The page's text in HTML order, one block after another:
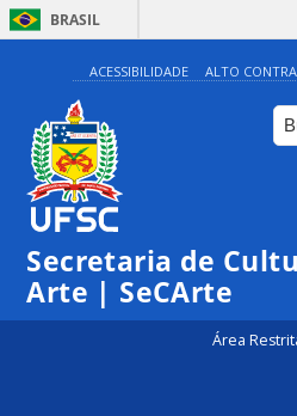
BRASIL
ACESSIBILIDADE ALTO
Secretaria de
Arte | SeCArte
Área